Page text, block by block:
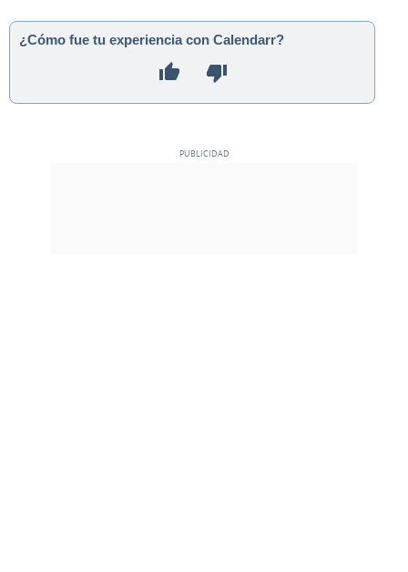
¿Cómo fue tu experiencia con Calendarr?